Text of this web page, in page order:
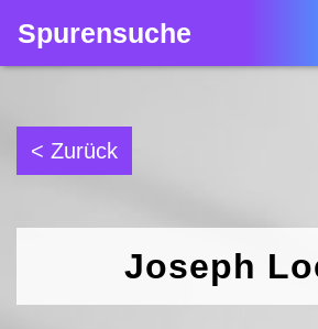
Spurensuche
< Zurück
Joseph